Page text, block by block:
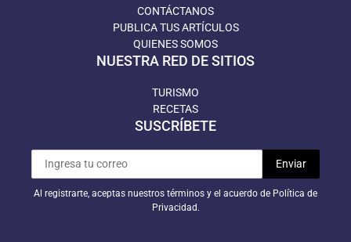
CONTÁCTANOS
PUBLICA TUS ARTÍCULOS
QUIENES SOMOS
NUESTRA RED DE SITIOS
TURISMO
RECETAS
SUSCRÍBETE
Al registrarte, aceptas nuestros términos y el acuerdo de Política de
Privacidad.